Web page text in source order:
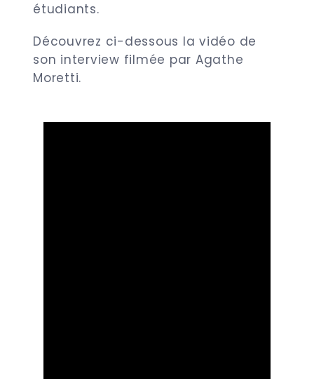
étudiants.
Découvrez ci-dessous la vidéo de
son interview filmée par Agathe
Moretti.